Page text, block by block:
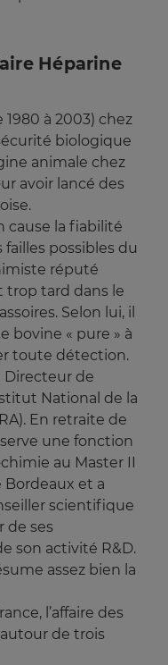
Héparine
1980 à 2003) chez
biologique
animale chez
avoir lancé des
cause la fiabilité
possibles du
réputé
trop tard dans le
Selon lui, il
bovine « pure » à
toute détection.
Directeur de
National de la
En retraite de
une fonction
au Master II
Bordeaux et a
scientifique
de ses
son activité R&D.
assez bien la
l’affaire des
de trois